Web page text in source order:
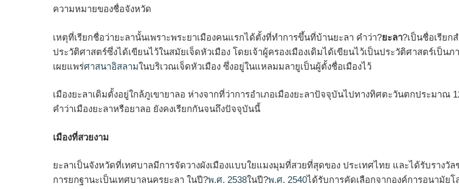
ความหมายของชื่อจังหวัด
เหตุที่เรียกชื่อว่ายะลานั้นเพราะพระยาเมืองคนแรกได้ตั้งที่ทำการขึ้นที่บ้านยะลา คำว่า?ยะลา?เป็นชื่อเรียก
ประวัติศาสตร์ซึ่งได้เขียนไว้ในสมัยเจ็ดหัวเมือง โดยเจ้าผู้ครองเมืองเดิมได้เขียนไว้เป็นประวัติศาสตร์เป็นภ
เผยแพร่ศาสนาอิสลามในบริเวณเจ็ดหัวเมือง ซึ่งอยู่ในแหลมมลายูเป็นผู้ตั้งชื่อเมืองไว้
เมืองยะลาเดิมตั้งอยู่ใกล้ภูเขายาลอ ห่างจากที่ว่าการอำเภอเมืองยะลาปัจจุบันไปทางทิศตะวันตกประมาณ
คำว่าเมืองยะลาหรือยาลอ ยังคงเรียกกันจนถึงปัจจุบันนี้
เมืองที่สวยงาม
ยะลาเป็นจังหวัดที่เทศบาลมีการจัดวางผังเมืองแบบใยแมงมุมที่สวยที่สุดของ ประเทศไทย และได้รับรางวั
การยกฐานะเป็นเทศบาลนครยะลา ในปี?พ.ศ. 2538ในปี?พ.ศ. 2540ได้รับการคัดเลือกจากองค์การอนามัยโ